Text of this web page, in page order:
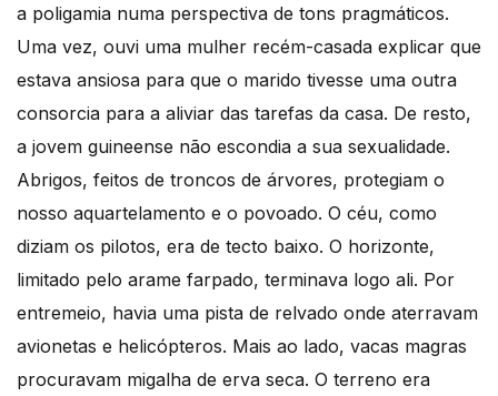
a poligamia numa perspectiva de tons pragmáticos.
Uma vez, ouvi uma mulher recém-casada explicar que
estava ansiosa para que o marido tivesse uma outra
consorcia para a aliviar das tarefas da casa. De resto,
a jovem guineense não escondia a sua sexualidade.
Abrigos, feitos de troncos de árvores, protegiam o
nosso aquartelamento e o povoado. O céu, como
diziam os pilotos, era de tecto baixo. O horizonte,
limitado pelo arame farpado, terminava logo ali. Por
entremeio, havia uma pista de relvado onde aterravam
avionetas e helicópteros. Mais ao lado, vacas magras
procuravam migalha de erva seca. O terreno era